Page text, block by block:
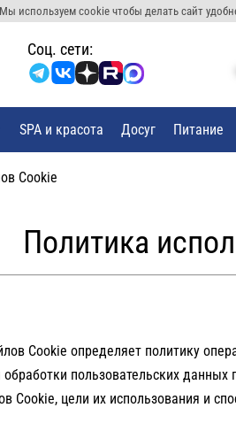
Мы используем cookie чтобы делать сайт
Cоц. сети:
SPA и красота Досуг Питание
Cookie
Политика
Cookie определяет политику
пользовательских
Cookie, цели их использования и